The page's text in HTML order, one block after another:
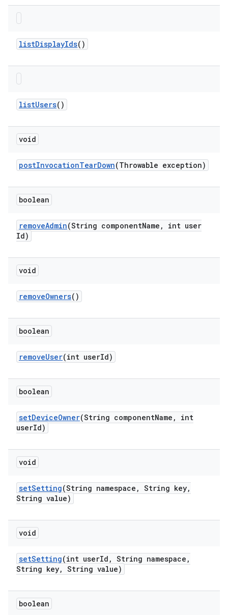
listDisplayIds()
listUsers()
void
postInvocationTearDown(Throwable exception)
boolean
removeAdmin(String componentName ,
int user
Id)
void
removeOwners()
boolean
removeUser(int userId)
boolean
setDeviceOwner(String componentName ,
int
userId)
void
setSetting(String namespace , String key,
String value)
void
setSetting(int userId , String namespace ,
String key, String value)
boolean